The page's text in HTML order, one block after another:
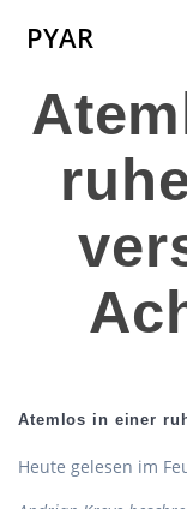
PYAR
Atemlos in einer
Heute gelesen im